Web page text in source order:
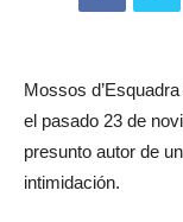
Mossos
el pasado 23 de
presunto autor de
intimidación.